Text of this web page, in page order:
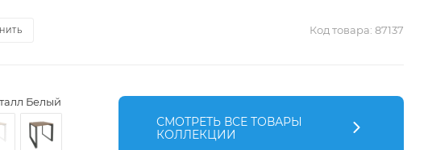
Код товара: 87137
Белый
СМОТРЕТЬ ВСЕ ТОВАРЫ
КОЛЛЕКЦИИ